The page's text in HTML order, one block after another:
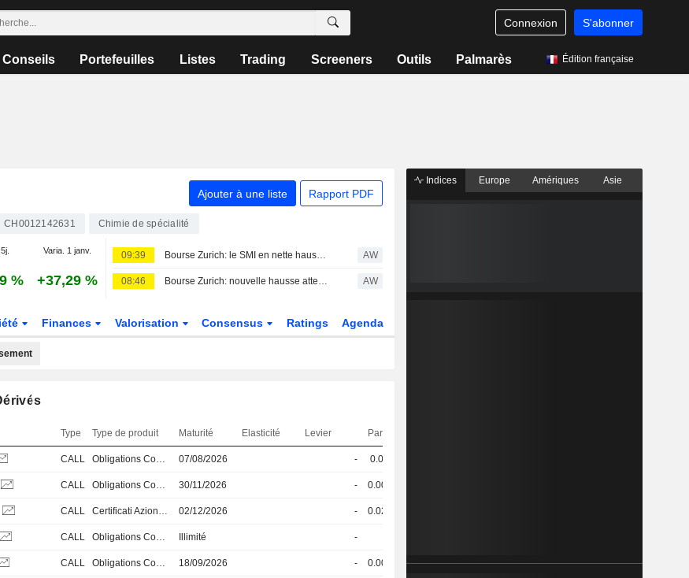
Connexion S'abonner
Conseils Portefeuilles Listes Trading Screeners Outils Palmarès Édition française
Ajouter à une liste Rapport PDF
CH0012142631 Chimie de spécialité
Varia. 1 janv.
% +37,29 %
09:39 Bourse Zurich: le SMI en nette hausse à l'ouverture AW
08:46 Bourse Zurich: nouvelle hausse attendue à l'ouverture AW
Finances Valorisation Consensus Ratings Agenda
Type Type de produit Maturité Elasticité Levier Parité
CALL Obligations Convertibles 07/08/2026 - 0.01
CALL Obligations Convertibles 30/11/2026 - 0.005
CALL Certificati Azionari e Obbl.ri 02/12/2026 - 0.023
CALL Obligations Convertibles Illimité -
CALL Obligations Convertibles 18/09/2026 - 0.007 -EUR
Indices Europe Amériques Asie